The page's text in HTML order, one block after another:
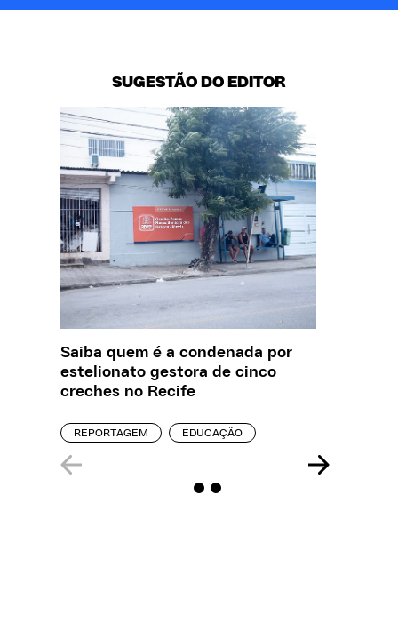
SUGESTÃO DO EDITOR
Saiba quem é a condenada por
estelionato gestora de cinco
creches no Recife
REPORTAGEM EDUCAÇÃO